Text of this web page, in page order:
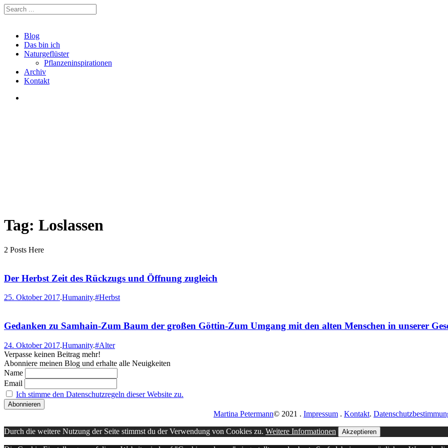
Blog
Das bin ich
Naturgeflüster
Pflanzeninspirationen
Archiv
Kontakt
Tag: Loslassen
2 Posts Here
Der Herbst Zeit des Rückzugs und Öffnung zugleich
25. Oktober 2017.Humanity.#Herbst
Gedanken zu Samhain-Zum Baum der großen Göttin-Zum Umgang mit den alten Menschen in unserer
24. Oktober 2017.Humanity.#Alter
Verpasse keinen Beitrag mehr!
Abonniere meinen Blog und erhalte alle Neuigkeiten
Name
Email
Ich stimme den Datenschutzregeln dieser Website zu.
Martina Petermann© 2021 . Impressum . Kontakt.
Durch die weitere Nutzung der Seite stimmst du der Verwendung von Cookies zu. Weitere Informationen Akzeptieren